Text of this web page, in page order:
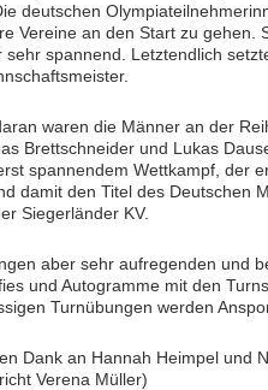
deutschen
Vereine an den Start zu
sehr spannend. Letztendlich
waren die Männer an der
Brettschneider und Lukas
spannendem Wettkampf, der
damit den Titel des Deutschen
Siegerländer KV.
aber sehr aufregenden und
und Autogramme mit den
Turnübungen werden
Dank an Hannah Heimpel und
Verena Müller)